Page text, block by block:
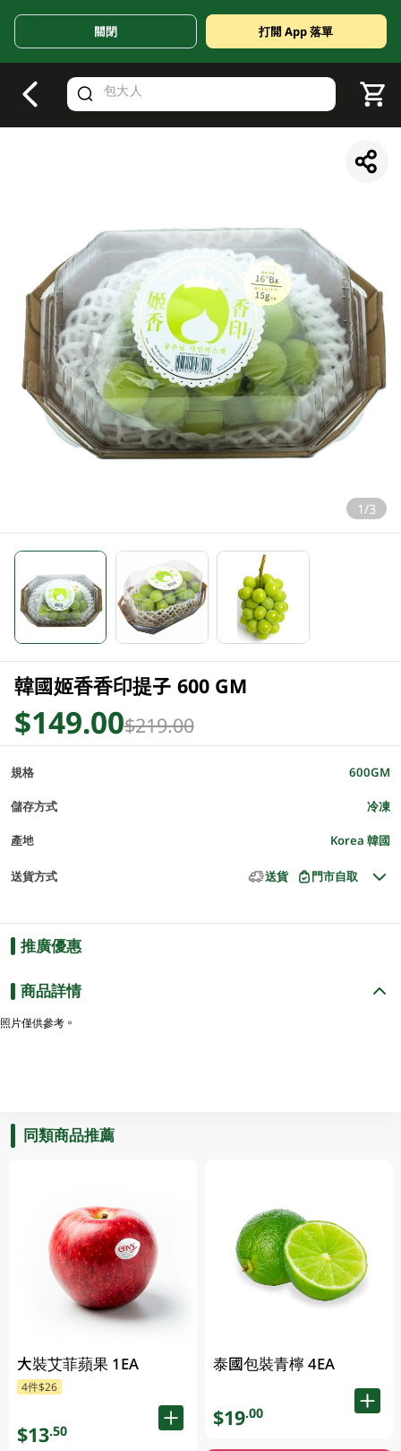
Valid Until 30 June 2026
關閉 打開 App 落單
1/3
韓國姬香香印提子 600 GM
$149.00$219.00
規格 600GM
儲存方式 冷凍
產地 Korea 韓國
送貨方式 送貨 門市自取
推廣優惠
商品詳情
照片僅供參考。
同類商品推薦
大裝艾菲蘋果 1EA
4件$26
$13.50
泰國包裝青檸 4EA
$19.00